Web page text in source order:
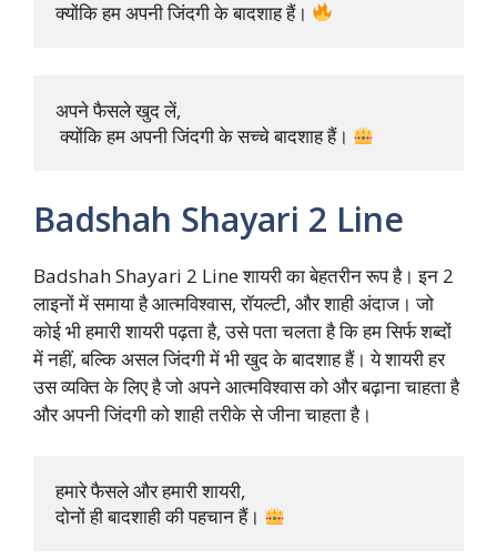
क्योंकि हम अपनी जिंदगी के बादशाह हैं।
अपने फैसले खुद लें,
क्योंकि हम अपनी जिंदगी के सच्चे बादशाह हैं।
Badshah Shayari 2 Line
Badshah Shayari 2 Line शायरी का बेहतरीन रूप है। इन 2
लाइनों में समाया है आत्मविश्वास, रॉयल्टी, और शाही अंदाज। जो
कोई भी हमारी शायरी पढ़ता है, उसे पता चलता है कि हम सिर्फ शब्दों
में नहीं, बल्कि असल जिंदगी में भी खुद के बादशाह हैं। ये शायरी हर
उस व्यक्ति के लिए है जो अपने आत्मविश्वास को और बढ़ाना चाहता है
और अपनी जिंदगी को शाही तरीके से जीना चाहता है।
हमारे फैसले और हमारी शायरी,
दोनों ही बादशाही की पहचान हैं।